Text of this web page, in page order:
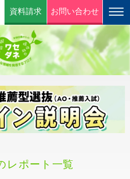
資料請求 お問い合わせ
レポート一覧